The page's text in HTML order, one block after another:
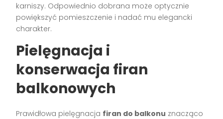
karniszy. Odpowiednio dobrana może optycznie
powiększyć pomieszczenie i nadać mu elegancki
charakter.
Pielęgnacja i
konserwacja firan
balkonowych
Prawidłowa pielęgnacja firan do balkonu znacząco